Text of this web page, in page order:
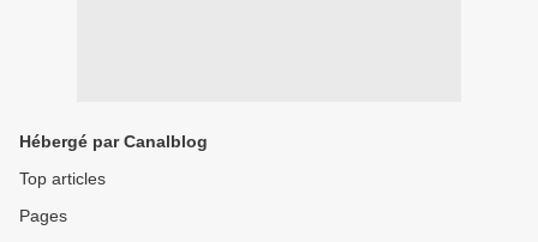
Hébergé par Canalblog
Top articles
Pages